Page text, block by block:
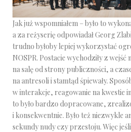
Jak już wspomniałem – było to
a za reżyserię odpowiadał Georg
trudno byłoby lepiej wykorzystać
NOSPR. Postacie wychodziły z wejść
na salę od strony publiczności, a
na antresoli i stamtąd śpiewały.
w interakcje, reagowanie na kwestie
to było bardzo dopracowane,
i konsekwentnie. Było też niezwykle
sekundy nudy czy przestoju. Więc